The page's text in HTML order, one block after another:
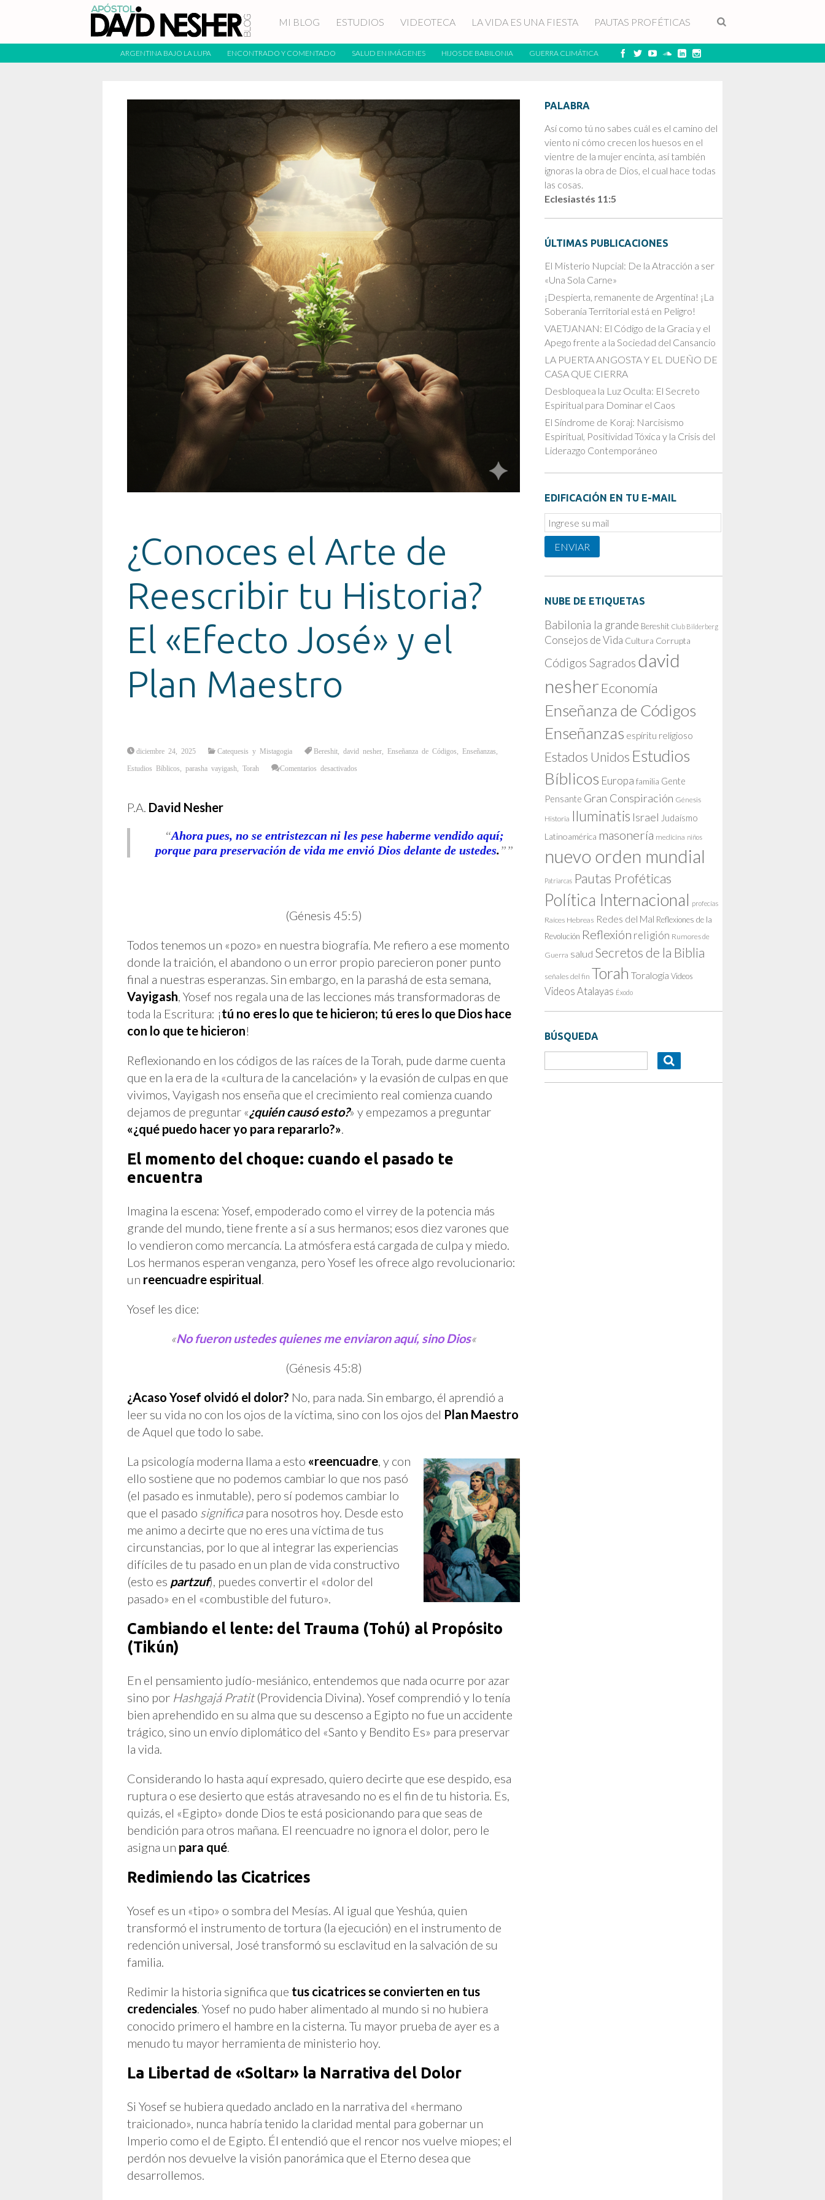
MI BLOG ESTUDIOS VIDEOTECA LA VIDA ES UNA FIESTA PAUTAS PROFÉTICAS
ARGENTINA BAJO LA LUPA ENCONTRADO Y COMENTADO SALUD EN IMÁGENES HIJOS DE BABILONIA GUERRA CLIMÁTICA
¿Conoces el Arte de
Reescribir tu Historia?
El «Efecto José» y el
Plan Maestro
diciembre 24, 2025 Catequesis y Mistagogia Bereshit david nesher Enseñanza de Códigos Enseñanzas
Estudios Bíblicos parasha vayigash Torah Comentarios desactivados
José»
y
el
P.A. David Nesher
“Ahora pues, no se entristezcan ni les pese haberme vendido aquí;
porque para preservación de vida me envió Dios delante de ustedes.”
(Génesis 45:5)
Todos tenemos un «pozo» en nuestra biografía. Me refiero a ese momento
donde la traición, el abandono o un error propio parecieron poner punto
final a nuestras esperanzas. Sin embargo, en la parashá de esta semana,
Vayigash, Yosef nos regala una de las lecciones más transformadoras de
toda la Escritura: ¡tú no eres lo que te hicieron; tú eres lo que Dios hace
con lo que te hicieron!
Reflexionando en los códigos de las raíces de la Torah, pude darme cuenta
que en la era de la «cultura de la cancelación» y la evasión de culpas en que
vivimos, Vayigash nos enseña que el crecimiento real comienza cuando
dejamos de preguntar «¿quién causó esto?» y empezamos a preguntar
«¿qué puedo hacer yo para repararlo?».
El momento del choque: cuando el pasado te
encuentra
Imagina la escena: Yosef, empoderado como el virrey de la potencia más
grande del mundo, tiene frente a sí a sus hermanos; esos diez varones que
lo vendieron como mercancía. La atmósfera está cargada de culpa y miedo.
Los hermanos esperan venganza, pero Yosef les ofrece algo revolucionario:
un reencuadre espiritual.
Yosef les dice:
«No fueron ustedes quienes me enviaron aquí, sino Dios«
(Génesis 45:8)
¿Acaso Yosef olvidó el dolor? No, para nada. Sin embargo, él aprendió a
leer su vida no con los ojos de la víctima, sino con los ojos del Plan Maestro
de Aquel que todo lo sabe.
La psicología moderna llama a esto «reencuadre, y con
ello sostiene que no podemos cambiar lo que nos pasó
(el pasado es inmutable), pero sí podemos cambiar lo
que el pasado significa para nosotros hoy. Desde esto
me animo a decirte que no eres una víctima de tus
circunstancias, por lo que al integrar las experiencias
difíciles de tu pasado en un plan de vida constructivo
(esto es partzuf), puedes convertir el «dolor del
pasado» en el «combustible del futuro».
Cambiando el lente: del Trauma (Tohú) al Propósito
(Tikún)
En el pensamiento judío-mesiánico, entendemos que nada ocurre por azar
sino por Hashgajá Pratit(Providencia Divina). Yosef comprendió y lo tenía
bien aprehendido en su alma que su descenso a Egipto no fue un accidente
trágico, sino un envío diplomático del «Santo y Bendito Es» para preservar
la vida.
Considerando lo hasta aquí expresado, quiero decirte que ese despido, esa
ruptura o ese desierto que estás atravesando no es el fin de tu historia. Es,
quizás, el «Egipto» donde Dios te está posicionando para que seas de
bendición para otros mañana. El reencuadre no ignora el dolor, pero le
asigna un para qué.
Redimiendo las Cicatrices
Yosef es un «tipo» o sombra del Mesías. Al igual que Yeshúa, quien
transformó el instrumento de tortura (la ejecución) en el instrumento de
redención universal, José transformó su esclavitud en la salvación de su
familia.
Redimir la historia significa que tus cicatrices se convierten en tus
credenciales. Yosef no pudo haber alimentado al mundo si no hubiera
conocido primero el hambre en la cisterna. Tu mayor prueba de ayer es a
menudo tu mayor herramienta de ministerio hoy.
La Libertad de «Soltar» la Narrativa del Dolor
Si Yosef se hubiera quedado anclado en la narrativa del «hermano
traicionado», nunca habría tenido la claridad mental para gobernar un
Imperio como el de Egipto. Él entendió que el rencor nos vuelve miopes; el
perdón nos devuelve la visión panorámica que el Eterno desea que
desarrollemos.
PALABRA
Así como tú no sabes cuál es el camino del
viento ni cómo crecen los huesos en el
vientre de la mujer encinta, así también
ignoras la obra de Dios, el cual hace todas
las cosas.
Eclesiastés 11:5
ÚLTIMAS PUBLICACIONES
El Misterio Nupcial: De la Atracción a ser
«Una Sola Carne»
¡Despierta, remanente de Argentina! ¡La
Soberanía Territorial está en Peligro!
VAETJANAN: El Código de la Gracia y el
Apego frente a la Sociedad del Cansancio
LA PUERTA ANGOSTA Y EL DUEÑO DE
CASA QUE CIERRA
Desbloquea la Luz Oculta: El Secreto
Espiritual para Dominar el Caos
El Síndrome de Koraj: Narcisismo
Espiritual, Positividad Tóxica y la Crisis del
Liderazgo Contemporáneo
EDIFICACIÓN EN TU E-MAIL
Email
Subscription
ENVIAR
NUBE DE ETIQUETAS
Babilonia la grande Bereshit Club Bilderberg
Consejos de Vida Cultura Corrupta
Códigos Sagrados david
nesher Economía
Enseñanza de Códigos
Enseñanzas espíritu religioso
Estados Unidos Estudios
Bíblicos Europa familia Gente
Pensante Gran Conspiración Génesis
Historia Iluminatis Israel Judaísmo
Latinoamérica masonería medicina niños
nuevo orden mundial
Patriarcas Pautas Proféticas
Política Internacional profecías
Raíces Hebreas Redes del Mal Reflexiones de la
Revolución Reflexión religión Rumores de
Guerra salud Secretos de la Biblia
señales del fin Torah Toralogía Videos
Videos Atalayas Éxodo
BÚSQUEDA